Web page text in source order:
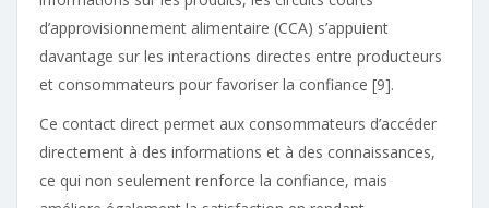
d’approvisionnement alimentaire (CCA) s’appuient
davantage sur les interactions directes entre producteurs
et consommateurs pour favoriser la confiance [9].
Ce contact direct permet aux consommateurs d’accéder
directement à des informations et à des connaissances,
ce qui non seulement renforce la confiance, mais